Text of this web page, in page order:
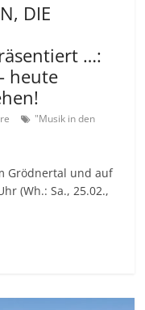
DIE
…:
heute
"Musik in den
Grödnertal und auf
(Wh.: Sa., 25.02.,